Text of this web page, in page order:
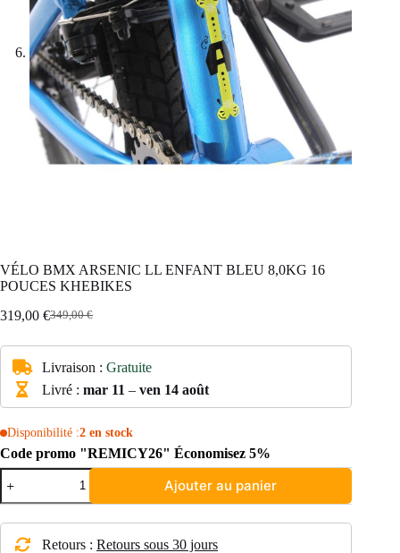
VÉLO BMX ARSENIC LL ENFANT BLEU 8,0KG 16
POUCES KHEBIKES
349,00€
Le
était :
349,00 €.
319,00 €Le
est :
319,00 €.
Livraison : Gratuite
Livré : mar 11 – ven 14 août
Disponibilité :2 en stock
Code promo "REMICY26" Économisez 5%
quantité
de
VÉLO
BMX
ARSENIC
Ajouter au panier
Retours : Retours sous 30 jours